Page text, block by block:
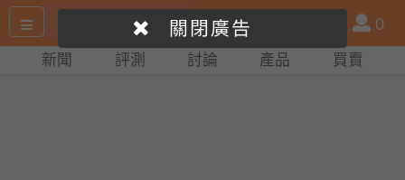
尋
產
品
比
會
員
0
新聞 評測 討論 產品 買賣
關閉廣告